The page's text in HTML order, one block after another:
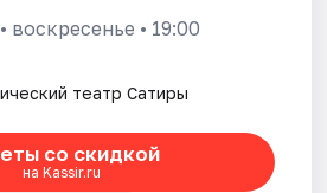
• воскресенье • 19:00
театр Сатиры
со скидкой
на Kassir.ru